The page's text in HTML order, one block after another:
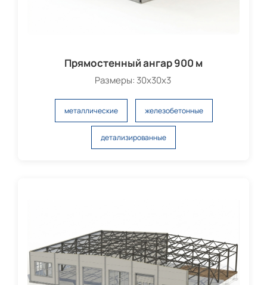
Прямостенный ангар 900 м
Размеры: 30х30х3
металлические железобетонные
детализированные